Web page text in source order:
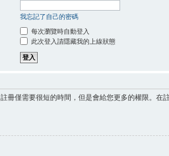
我忘記了自己的密碼
每次瀏覽時自動登入
此次登入請隱藏我的上線狀態
冊僅需要很短的時間，但是會給您更多的權限。